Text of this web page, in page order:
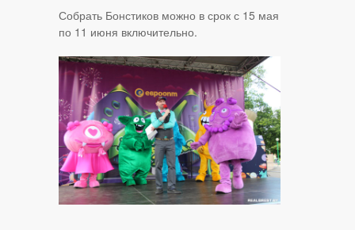
Собрать Бонстиков можно в срок с 15 мая
по 11 июня включительно.